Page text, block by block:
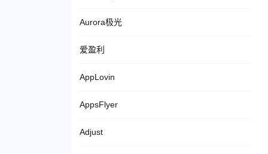
Aurora极光
爱盈利
AppLovin
AppsFlyer
Adjust